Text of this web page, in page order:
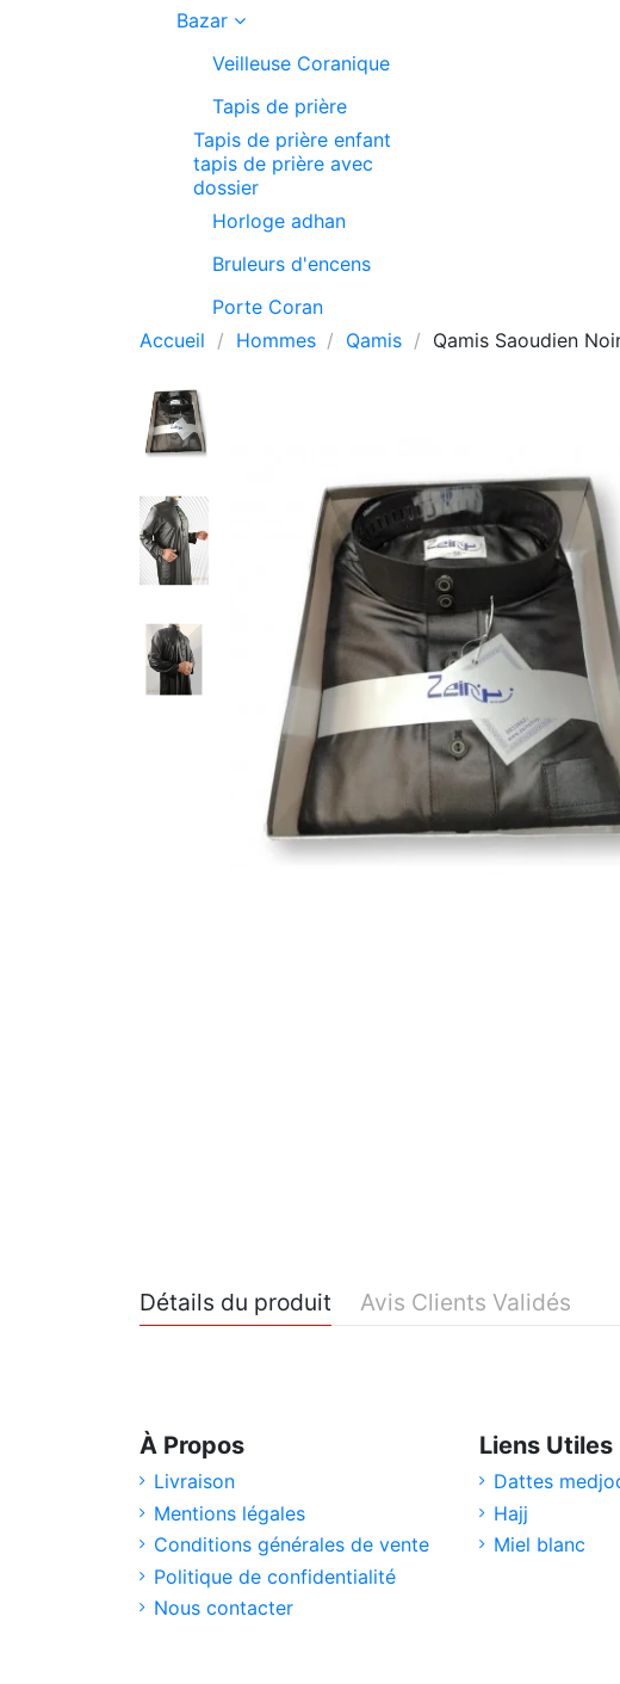
Bazar
Veilleuse Coranique
Tapis de prière
Tapis de prière enfant
tapis de prière avec
dossier
Horloge adhan
Bruleurs d'encens
Porte Coran
Accueil
Hommes Qamis Qamis Saoudien
Détails du produit Avis Clients Validés
À Propos
Livraison
Mentions légales
Conditions générales de vente
Politique de confidentialité
Nous contacter
Liens Utiles
Dattes
Hajj
Miel blanc